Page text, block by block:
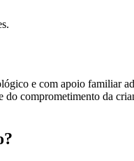
e com apoio familiar
comprometimento da